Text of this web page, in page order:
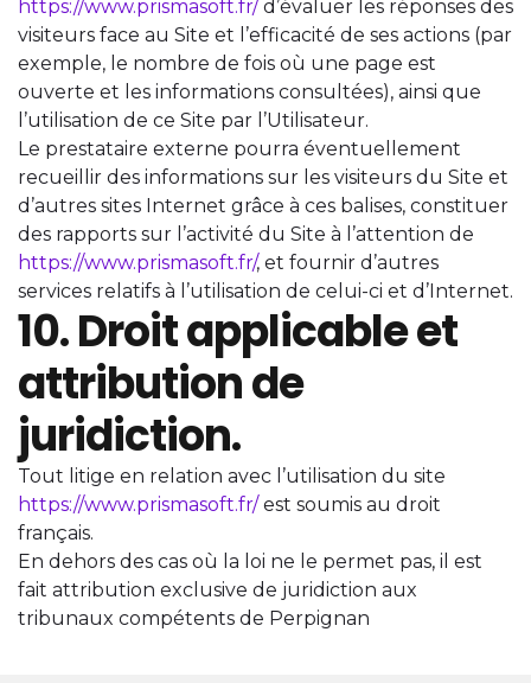
https://www.prismasoft.fr/d’évaluer les réponses des
visiteurs face au Site et l’efficacité de ses actions (par
exemple, le nombre de fois où une page est
ouverte et les informations consultées), ainsi que
l’utilisation de ce Site par l’Utilisateur.
Le prestataire externe pourra éventuellement
recueillir des informations sur les visiteurs du Site et
d’autres sites Internet grâce à ces balises, constituer
des rapports sur l’activité du Site à l’attention de
https://www.prismasoft.fr/, et fournir d’autres
services relatifs à l’utilisation de celui-ci et d’Internet.
10. Droit applicable et
attribution de
juridiction.
Tout litige en relation avec l’utilisation du site
https://www.prismasoft.fr/est soumis au droit
français.
En dehors des cas où la loi ne le permet pas, il est
fait attribution exclusive de juridiction aux
tribunaux compétents de Perpignan